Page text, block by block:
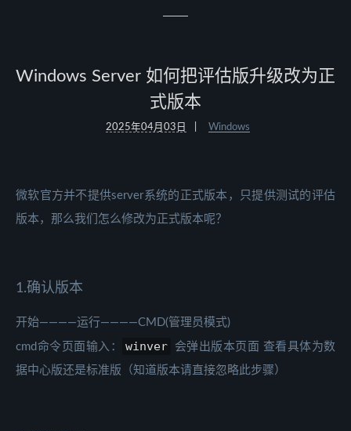
Windows Server 如何把评估版升级改为正
式版本
2025年04月03日 Windows
微软官方并不提供server系统的正式版本，只提供测试的评估
版本，那么我们怎么修改为正式版本呢？
1.确认版本
开始————运行————CMD(管理员模式)
cmd命令页面输入： winver
会弹出版本页面 查看具体为数
据中心版还是标准版（知道版本请直接忽略此步骤）